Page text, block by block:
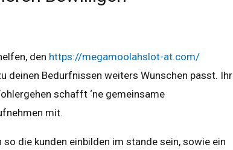
den https://megamoolahslot-at.com/
deinen Bedurfnissen weiters Wunschen passt. Ihr
schafft ‘ne gemeinsame
mit.
die kunden einbilden im stande sein, sowie ein